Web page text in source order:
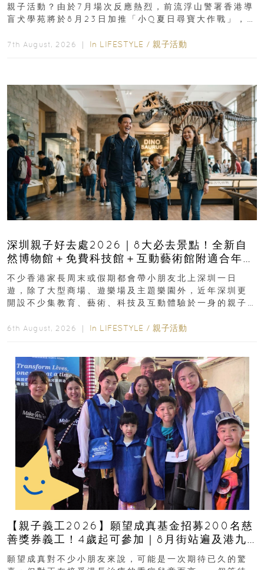
親子活動？由於7月場次反應熱烈，前流浮山警署香港導
盲犬學苑將於8月23日加推「小Q夏日尋寶大作戰」，家
7th August, 2026 ｜ In LIFESTYLE / 親子活動
深圳親子好去處2026｜8大必去景點！全新自
然博物館＋免費科技館＋互動藝術館附適合年
齡、交通、門票、開放時間
不少香港家長周末或假期都會帶小朋友北上深圳一日
遊，除了大型商場、遊樂場及主題樂園外，近年深圳更
開設不少集教育、藝術、科技及互動體驗於一身的親子
6th August, 2026 ｜ In LIFESTYLE / 親子活動
【親子義工2026】願望成真基金招募200名慈
善獎券義工！4歲起可參加｜8月街站遍及港九
新界
願望成真對不少小朋友來說，可能是一次期待已久的驚